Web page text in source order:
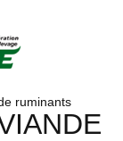
ruminants